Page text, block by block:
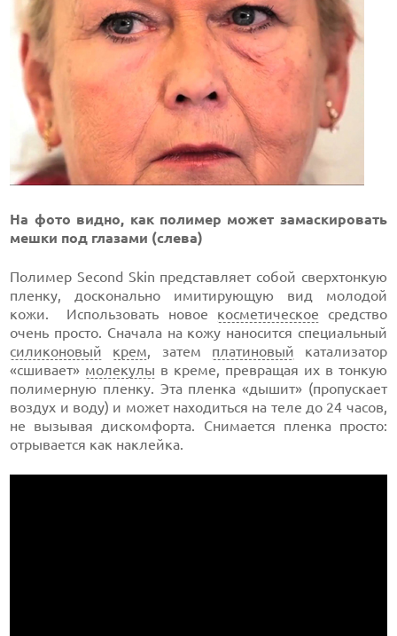
На фото видно, как полимер может замаскировать
мешки под глазами (слева)
Полимер Second Skin представляет собой сверхтонкую
пленку, досконально имитирующую вид молодой
кожи. Использовать новое косметическое средство
очень просто. Сначала на кожу наносится специальный
силиконовый
крем, затем платиновый катализатор
«сшивает» молекулы в креме, превращая их в тонкую
полимерную пленку. Эта пленка «дышит» (пропускает
воздух и воду) и может находиться на теле до 24 часов,
не вызывая дискомфорта. Снимается пленка просто:
отрывается как наклейка.